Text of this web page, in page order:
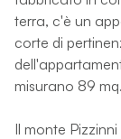
terra, c'è un
corte di
misurano 89 mq.
Il monte